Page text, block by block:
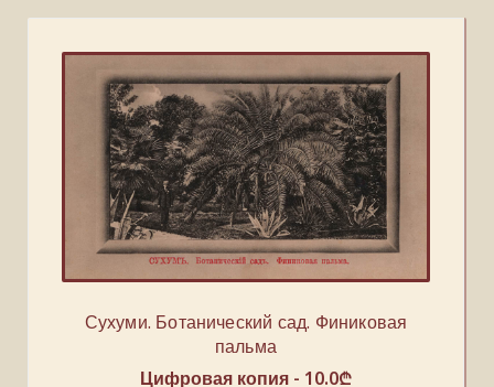
Сухуми. Ботанический сад. Финиковая
пальма
Цифровая копия - 10.0₾